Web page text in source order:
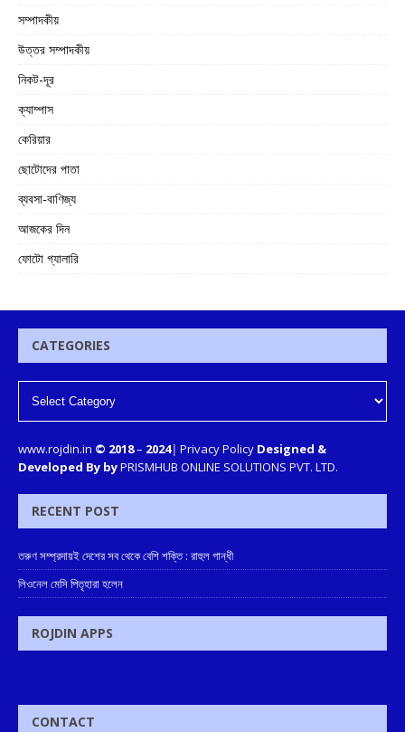
সম্পাদকীয়
উত্তর সম্পাদকীয়
নিকট-দূর
ক্যাম্পাস
কেরিয়ার
ছোটোদের পাতা
ব্যবসা-বাণিজ্য
আজকের দিন
ফোটো গ্যালারি
CATEGORIES
www.rojdin.in © 2018– 2024| Privacy Policy Designed &
Developed By byPRISMHUB ONLINE SOLUTIONS PVT. LTD.
RECENT POST
তরুণ সম্প্রদায়ই দেশের সব থেকে বেশি শক্তি : রাহুল গান্ধী
লিওনেল মেসি পিতৃহারা হলেন
ROJDIN APPS
CONTACT